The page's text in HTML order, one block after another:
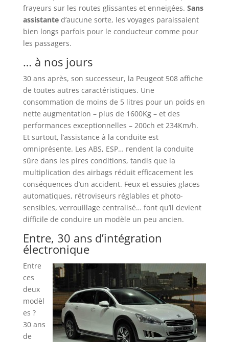
frayeurs sur les routes glissantes et enneigées. Sans
assistanted’aucune sorte, les voyages paraissaient
bien longs parfois pour le conducteur comme pour
les passagers.
… à nos jours
30 ans après, son successeur, la Peugeot 508 affiche
de toutes autres caractéristiques. Une
consommation de moins de 5 litres pour un poids en
nette augmentation – plus de 1600Kg – et des
performances exceptionnelles – 200ch et 234Km/h.
Et surtout, l’assistance à la conduite est
omniprésente. Les ABS, ESP… rendent la conduite
sûre dans les pires conditions, tandis que la
multiplication des airbags réduit efficacement les
conséquences d’un accident. Feux et essuies glaces
automatiques, rétroviseurs réglables et photo-
sensibles, verrouillage centralisé… font qu’il devient
difficile de conduire un modèle un peu ancien.
Entre, 30 ans d’intégration
électronique
Entre
ces
deux
modèl
es ?
30 ans
de